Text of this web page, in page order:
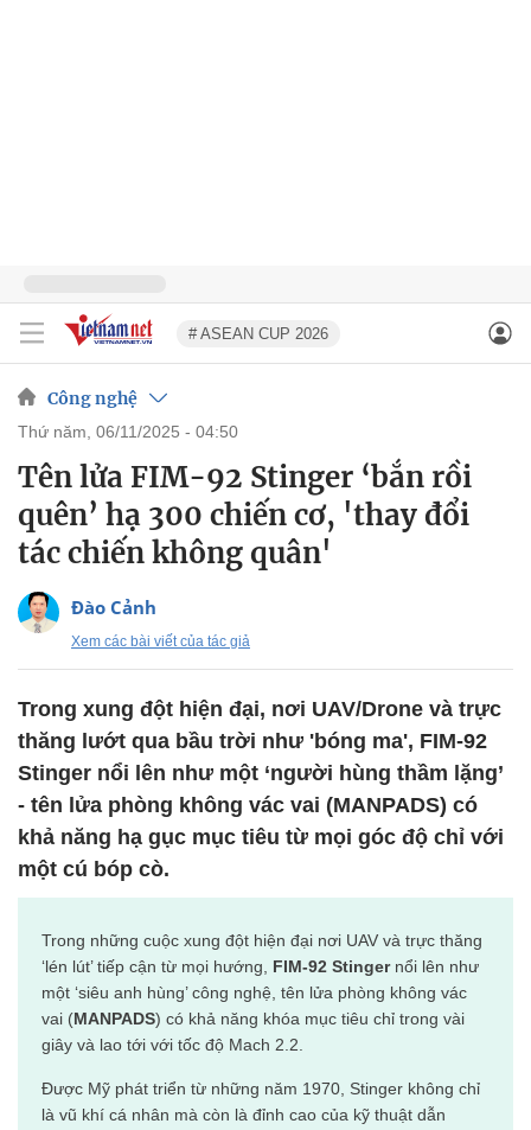
# ASEAN CUP 2026
Công nghệ
thứ năm, 06/11/2025 - 04:50
Tên lửa FIM-92 Stinger ‘bắn rồi
quên’ hạ 300 chiến cơ, 'thay đổi
tác chiến không quân'
Đào Cảnh
Xem các bài viết của tác giả
Trong xung đột hiện đại, nơi UAV/Drone và trực
thăng lướt qua bầu trời như 'bóng ma', FIM-92
Stinger nổi lên như một ‘người hùng thầm lặng’
- tên lửa phòng không vác vai (MANPADS) có
khả năng hạ gục mục tiêu từ mọi góc độ chỉ với
một cú bóp cò.
Trong những cuộc xung đột hiện đại nơi UAV và trực thăng
‘lén lút’ tiếp cận từ mọi hướng, FIM-92 Stingernổi lên như
một ‘siêu anh hùng’ công nghệ, tên lửa phòng không vác
vai (MANPADS) có khả năng khóa mục tiêu chỉ trong vài
giây và lao tới với tốc độ Mach 2.2.
Được Mỹ phát triển từ những năm 1970, Stinger không chỉ
là vũ khí cá nhân mà còn là đỉnh cao của kỹ thuật dẫn